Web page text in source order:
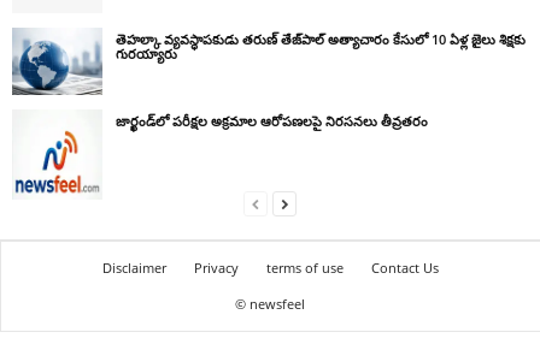
తెహల్కా వ్యవస్థాపకుడు తరుణ్ తేజ్‌పాల్ అత్యాచారం కేసులో 10 ఏళ్ల జైలు శిక్షకు
గురయ్యారు
జార్ఖండ్‌లో పరీక్షల అక్రమాల ఆరోపణలపై నిరసనలు తీవ్రతరం
Disclaimer Privacy terms of use
Contact Us
© newsfeel